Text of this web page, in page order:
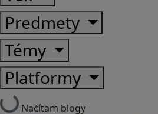
Predmety
Témy
Platformy
Načítam blogy